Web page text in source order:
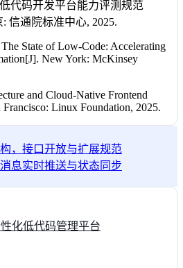
代码开发平台能力评测规范
信通院标准中心, 2025.
State of Low-Code: Accelerating
New York: McKinsey
and Cloud-Native Frontend
Francisco: Linux Foundation, 2025.
，接口开放与扩展规范
息实时推送与状态同步
化低代码管理平台